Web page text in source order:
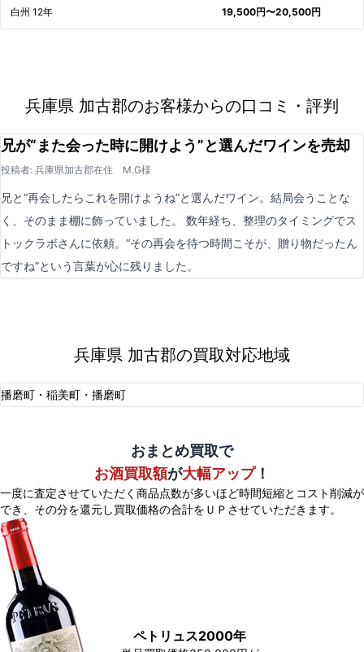
白州 12年 19,500円〜20,500円
兵庫県 加古郡のお客様からの口コミ・評判
兄が“また会った時に開けよう”と選んだワインを売却
投稿者: 兵庫県加古郡在住 M.G様
兄と“再会したらこれを開けようね”と選んだワイン。結局会うことな
く、そのまま棚に飾っていました。 数年経ち、整理のタイミングでス
トックラボさんに依頼。“その再会を待つ時間こそが、贈り物だったん
ですね”という言葉が心に残りました。
兵庫県 加古郡の買取対応地域
播磨町・稲美町・播磨町
おまとめ買取で
お酒買取額が大幅アップ！
一度に査定させていただく商品点数が多いほど時間短縮とコスト削減が
でき、 その分を還元し買取価格の合計をＵＰさせていただきます。
ペトリュス2000年